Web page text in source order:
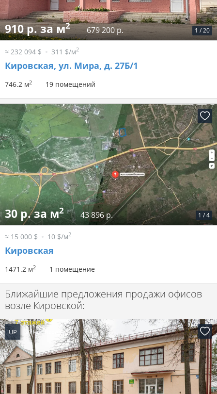
1 /20
910 р. за м2 679 200 р.
≈ 232 094 $ 311 $/м2
Кировская, ул. Мира, д. 27Б/1
746.2 м2 19 помещений
1 /4
30 р. за м2 43 896 р.
≈ 15 000 $ 10 $/м2
Кировская
1471.2 м2 1 помещение
Ближайшие предложения продажи офисов
возле Кировской:
UP 21 час назад